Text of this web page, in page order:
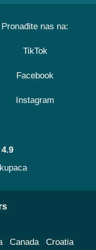
Pronađite nas na:
TikTok
Facebook
Instagram
Canada Croatia